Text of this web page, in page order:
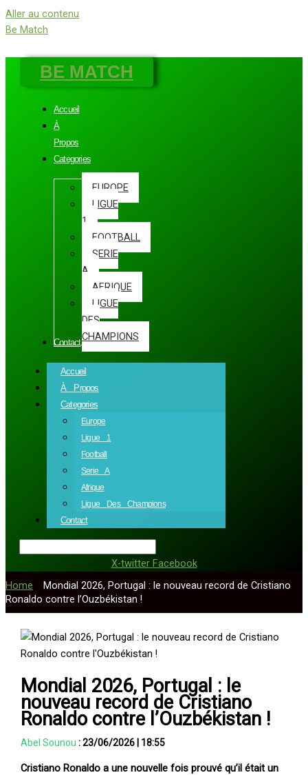
Aller au contenu
Be Match
BE MATCH
Accueil
À
Propos
Categories
EUROPE
LIGUE
1
FOOTBALL
SERIE
A
AFRIQUE
LIGUE
DES
CHAMPIONS
Contact
Accueil
À Propos
Categories
Europe
Ligue 1
Football
Serie A
Afrique
Ligue Des Champions
Contact
X-twitter Facebook
Home
Mondial 2026, Portugal : le nouveau record de Cristiano
Ronaldo contre l’Ouzbékistan !
Mondial 2026, Portugal : le
nouveau record de Cristiano
Ronaldo contre l’Ouzbékistan !
Abel Sounou :23/06/2026| 18:55
Cristiano Ronaldo a une nouvelle fois prouvé qu’il était un